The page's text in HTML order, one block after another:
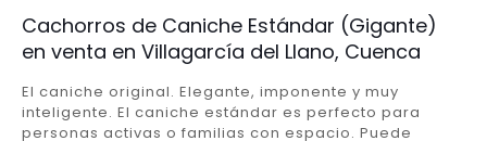
Cachorros de Caniche Estándar (Gigante)
en venta en Villagarcía del Llano, Cuenca
El caniche original. Elegante, imponente y muy
inteligente. El caniche estándar es perfecto para
personas activas o familias con espacio. Puede